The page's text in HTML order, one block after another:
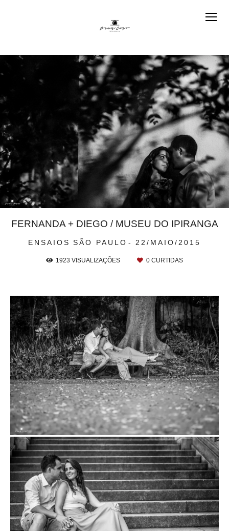
ENSAIOS SÃO PAULO 22/MAIO/2015
FERNANDA + DIEGO / MUSEU DO IPIRANGA
1923 VISUALIZAÇÕES 0 CURTIDAS